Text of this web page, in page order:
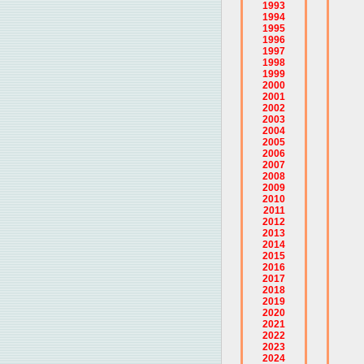
1993
1994
1995
1996
1997
1998
1999
2000
2001
2002
2003
2004
2005
2006
2007
2008
2009
2010
2011
2012
2013
2014
2015
2016
2017
2018
2019
2020
2021
2022
2023
2024